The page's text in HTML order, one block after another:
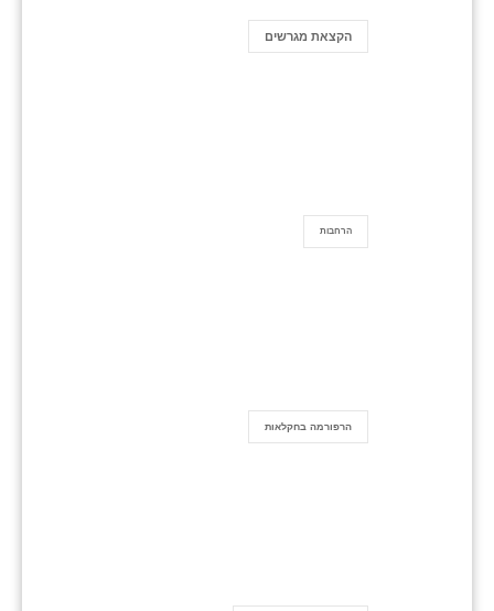
הקצאת מגרשים
הרחבות
הרפורמה בחקלאות